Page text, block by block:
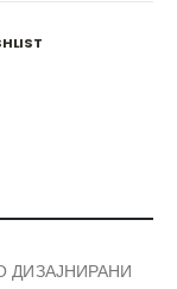
ДИЗАЈНИРАНИ